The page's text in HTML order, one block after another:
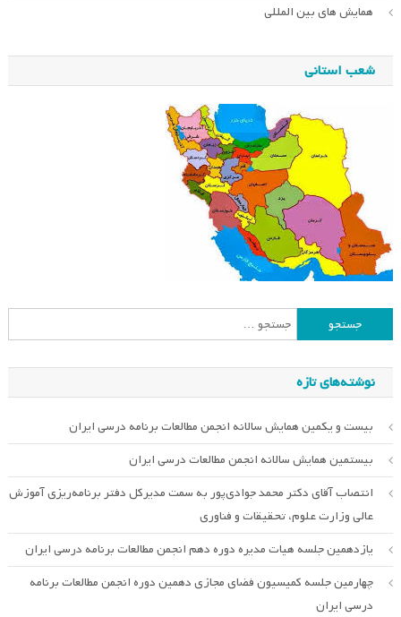
همایش های بین المللی
شعب استانی
جستجو
برای:
نوشته‌های تازه
بیست و یکمین همایش سالانه انجمن مطالعات برنامه درسی ایران
بیستمین همایش سالانه انجمن مطالعات درسی ایران
انتصاب آقای دکتر محمد جوادی‌پور به سمت مدیرکل دفتر برنامه‌ریزی آموزش
عالی وزارت علوم، تحقیقات و فناوری
یازدهمین جلسه هیات مدیره دوره دهم انجمن مطالعات برنامه درسی ایران
چهارمین جلسه کمیسیون فضای مجازی دهمین دوره انجمن مطالعات برنامه
درسی ایران